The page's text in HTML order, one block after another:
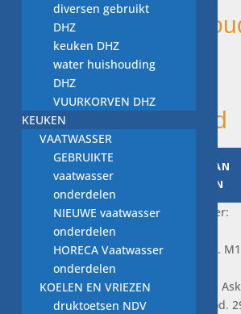
die anders
zijn
1 op voorraad
TOEVOEGEN AAN
WINKELWAGEN
Frequently bought together:
Je bekijkt nu:
afvoerpomp
M144, Assy 132208211, Cod.
diversen gebruikt
DHZ
keuken DHZ
water huishouding
DHZ
VUURKORVEN DHZ
KEUKEN
VAATWASSER
GEBRUIKTE
vaatwasser
onderdelen
NIEUWE vaatwasser
onderdelen
HORECA Vaatwasser
onderdelen
KOELEN EN VRIEZEN
druktoetsen NDV